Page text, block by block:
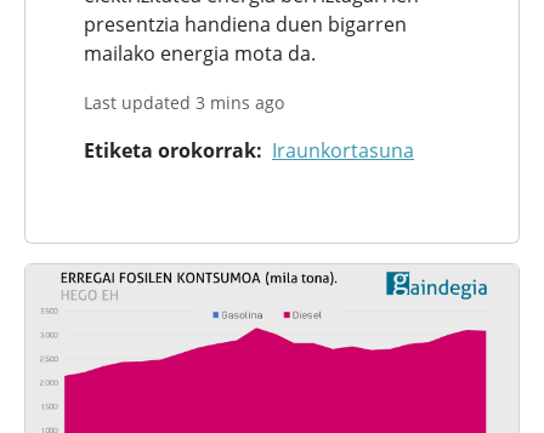
presentzia handiena duen bigarren
mailako energia mota da.
Last updated 3 mins ago
Etiketa orokorrak Iraunkortasuna